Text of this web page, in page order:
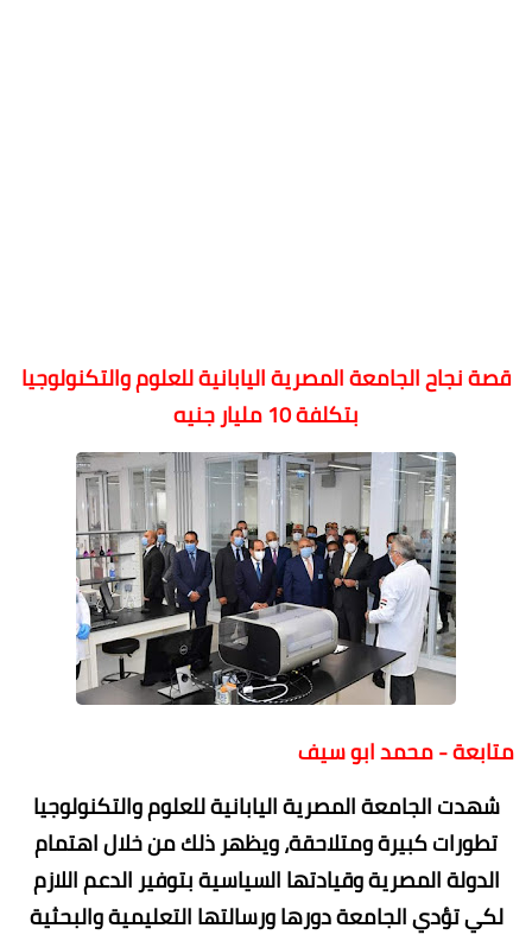
قصة نجاح الجامعة المصرية اليابانية للعلوم والتكنولوجيا
بتكلفة 10 مليار جنيه
متابعة - محمد ابو سيف
شهدت الجامعة المصرية اليابانية للعلوم والتكنولوجيا
تطورات كبيرة ومتلاحقة، ويظهر ذلك من خلال اهتمام
الدولة المصرية وقيادتها السياسية بتوفير الدعم اللازم
لكي تؤدي الجامعة دورها ورسالتها التعليمية والبحثية